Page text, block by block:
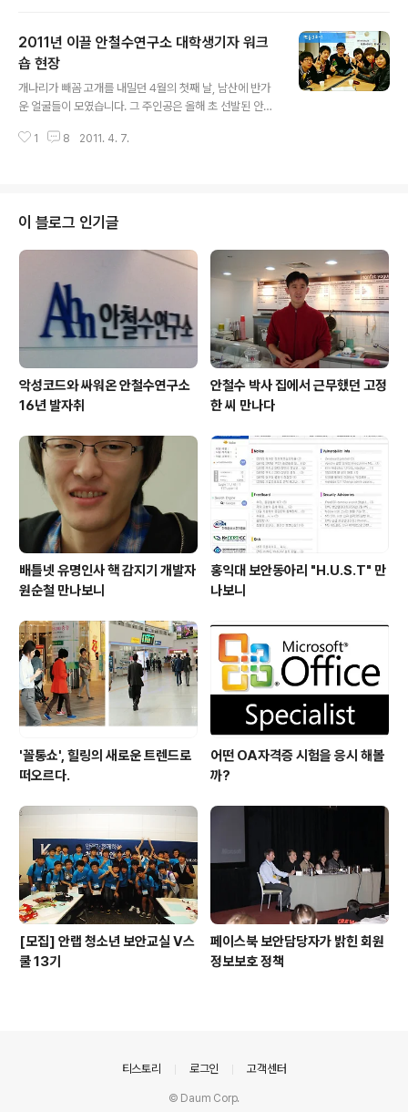
수이다. 한국 최초의 컴퓨터 바이러스 백신인 V3는 이렇게
꼼꼼하고 성실한 어느 잡지 애독자이자, 막 등장하는 바이
러스의 퇴치에 집념을 보인 그의 인사로 그 시작을 알렸다.
의과대학의 교수로서, 지도학생을 받아야 할 때 사람의 병
안에 대한 집념은 오늘날 국내 최고의 보안전문기업 안철
2011년 이끌 안철수연구소 대학생기자 워크
숍 현장
개나리가 빼꼼 고개를 내밀던 4월의 첫째 날, 남산에 반가
운 얼굴들이 모였습니다. 그 주인공은 올해 초 선발된 안철
은 본격적인 활동의 시작을 알리는 기자단 워크숍이 있었
갈 것입니다.^^ 워크숍에는 안철수연구소의 사내기자를 비
롯해 지난해 활약한 6기 대학생 기자들, 안철수연구소 출
신 현직 기자까지 함께 하였습니다. 지금부터 생생한 워크
숍 현장을 전해드립니다! 첫 순서는 한겨레신문 사회부 임
지선 기자가 열었습니다. 임 기자는 한겨레21에서 노동자,
청소년, 빈곤층의 문제를 다룬 , 시..
1 8 2011. 4. 7.
이 블로그 인기글
악성코드와 싸워온 안철수연구소
16년 발자취
안철수 박사 집에서 근무했던 고정
한 씨 만나다
배틀넷 유명인사 핵 감지기 개발자
원순철 만나보니
홍익대 보안동아리 "H.U.S.T" 만
나보니
'꼴통쇼', 힐링의 새로운 트렌드로
떠오르다.
어떤 OA자격증 시험을 응시 해볼
까?
[모집] 안랩 청소년 보안교실 V스
쿨 13기
페이스북 보안담당자가 밝힌 회원
정보보호 정책
티스토리 로그인 고객센터
© Daum Corp.